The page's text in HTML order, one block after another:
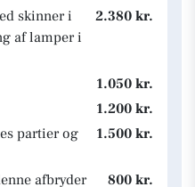
skinner i
af lamper i
2.380 kr.
1.050 kr.
1.200 kr.
partier og
1.500 kr.
afbryder
800 kr.